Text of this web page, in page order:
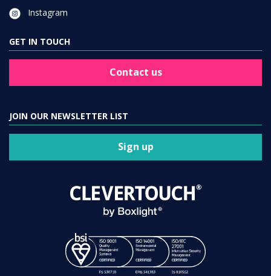
Instagram
GET IN TOUCH
Contact us
JOIN OUR NEWSLETTER LIST
Sign up